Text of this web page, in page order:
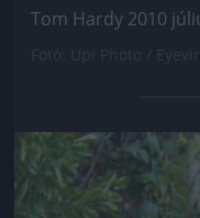
Tom Hardy 2010